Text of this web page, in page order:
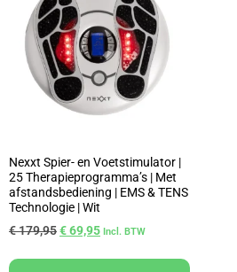
Nexxt Spier- en Voetstimulator |
25 Therapieprogramma’s | Met
afstandsbediening | EMS & TENS
Technologie | Wit
€179,95€69,95 Incl. BTW